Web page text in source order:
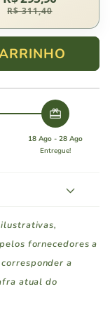
R$ 311,40
redeem
18 Ago - 28 Ago
Entregue!
fornecedores a
a
atual do